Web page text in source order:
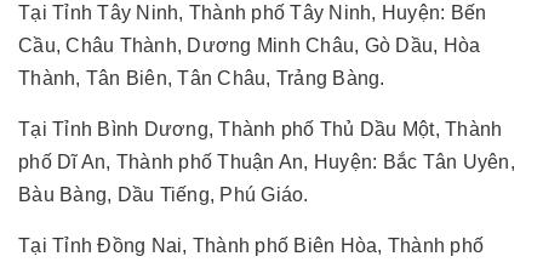
Tại Tỉnh Tây Ninh, Thành phố Tây Ninh, Huyện: Bến
Cầu, Châu Thành, Dương Minh Châu, Gò Dầu, Hòa
Thành, Tân Biên, Tân Châu, Trảng Bàng.
Tại Tỉnh Bình Dương, Thành phố Thủ Dầu Một, Thành
phố Dĩ An, Thành phố Thuận An, Huyện: Bắc Tân Uyên,
Bàu Bàng, Dầu Tiếng, Phú Giáo.
Tại Tỉnh Đồng Nai, Thành phố Biên Hòa, Thành phố